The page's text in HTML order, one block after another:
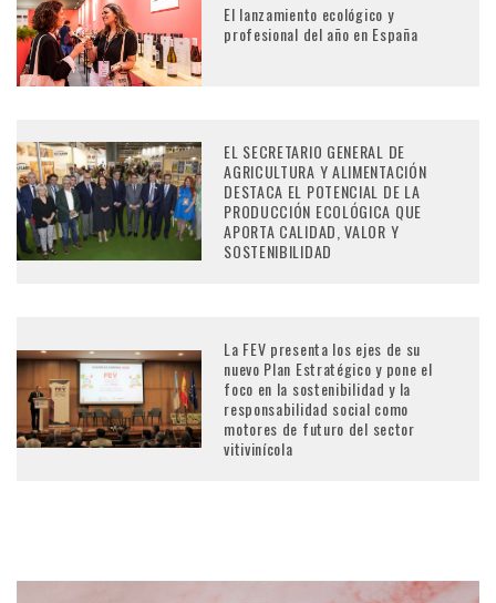
El lanzamiento ecológico y
profesional del año en España
EL SECRETARIO GENERAL DE
AGRICULTURA Y ALIMENTACIÓN
DESTACA EL POTENCIAL DE LA
PRODUCCIÓN ECOLÓGICA QUE
APORTA CALIDAD, VALOR Y
SOSTENIBILIDAD
La FEV presenta los ejes de su
nuevo Plan Estratégico y pone el
foco en la sostenibilidad y la
responsabilidad social como
motores de futuro del sector
vitivinícola